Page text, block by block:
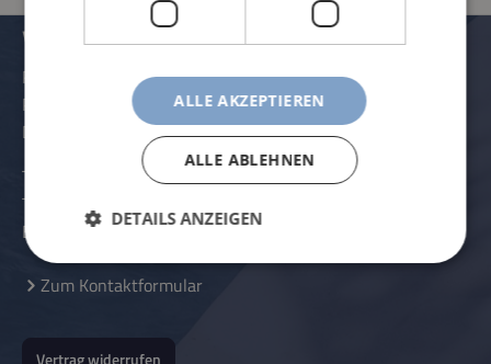
VERWALTUNG UND KONTAKTDATEN
Rössle AG
Pater-Hartmann-Straße 23
D-87616 Marktoberdorf
Telefon:
+49 (0) 8342 - 70 59 5-0
Telefax:
+49 (0) 8342 - 70 59 5-70
E-Mail: info@roessle.ag
Zum Kontaktformular
Vertrag widerrufen
ALLE AKZEPTIEREN
ALLE ABLEHNEN
DETAILS ANZEIGEN